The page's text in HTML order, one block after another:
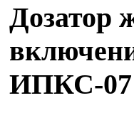
Дозатор
ИПКС-